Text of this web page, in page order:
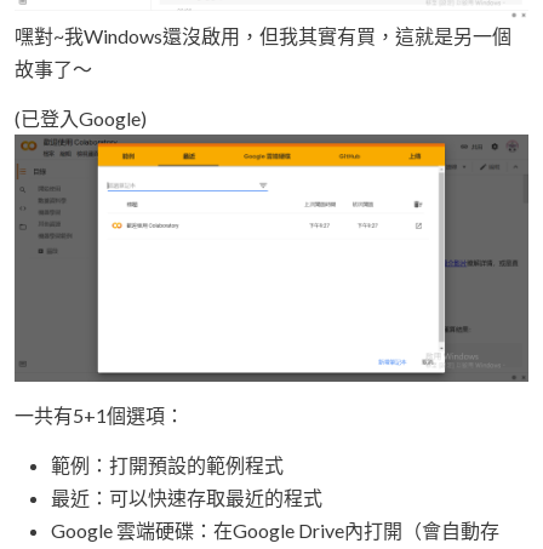
嘿對~我Windows還沒啟用，但我其實有買，這就是另一個
故事了～
(已登入Google)
一共有5+1個選項：
範例：打開預設的範例程式
最近：可以快速存取最近的程式
Google 雲端硬碟：在Google Drive內打開（會自動存